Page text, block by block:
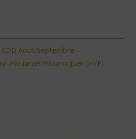
Août/Septembre -
Plouarzel/Ploumoguer (H/F)